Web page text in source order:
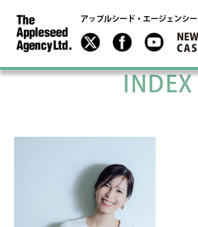
アップルシード・エージェンシー
INDEX